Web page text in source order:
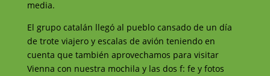
media.
El grupo catalán llegó al pueblo cansado de un día
de trote viajero y escalas de avión teniendo en
cuenta que también aprovechamos para visitar
Vienna con nuestra mochila y las dos f: fe y fotos